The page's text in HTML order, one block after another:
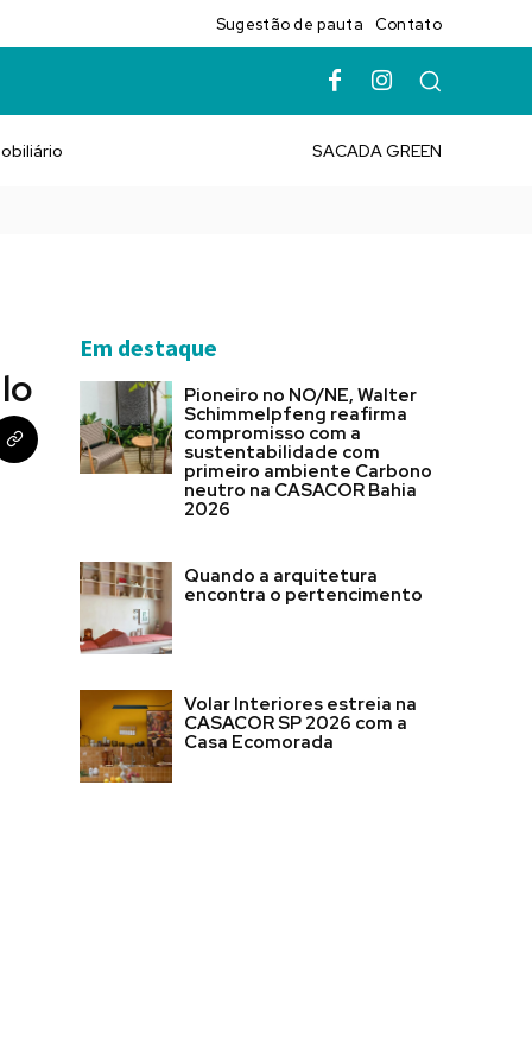
Sugestão de pauta Contato
SACADA GREEN
Em destaque
Pioneiro no NO/NE, Walter
Schimmelpfeng reafirma
compromisso com a
sustentabilidade com
primeiro ambiente Carbono
neutro na CASACOR Bahia
2026
Quando a arquitetura
encontra o pertencimento
Volar Interiores estreia na
CASACOR SP 2026 com a
Casa Ecomorada